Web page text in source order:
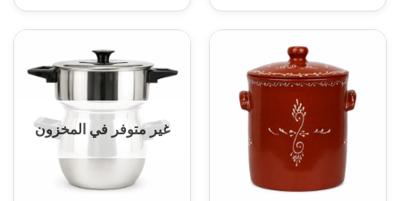
غير متوفر في المخزون